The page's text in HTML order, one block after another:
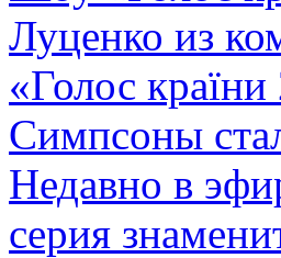
Луценко из
«Голос
Симпсоны
Недавно в
серия